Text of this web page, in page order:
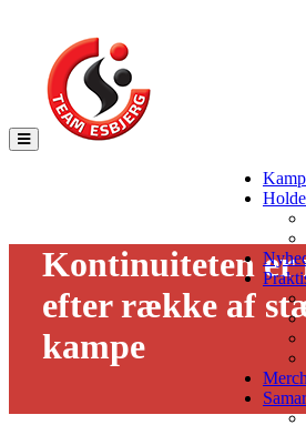
Toggle
navigation
Kontinuiteten er
efter række af
kampe